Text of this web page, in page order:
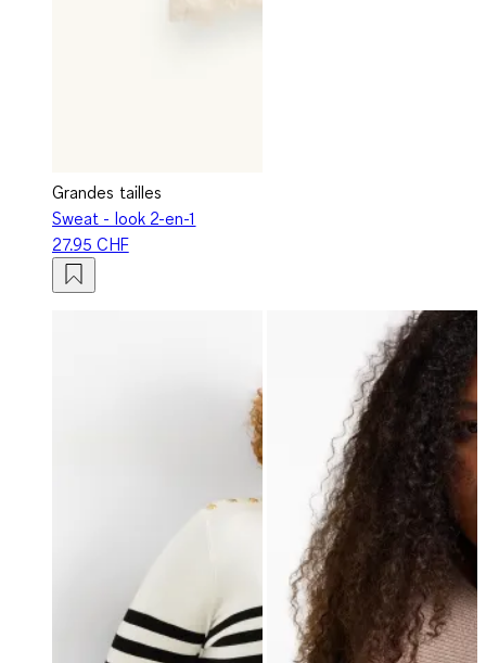
Grandes tailles
Sweat - look 2-en-1
27.95 CHF